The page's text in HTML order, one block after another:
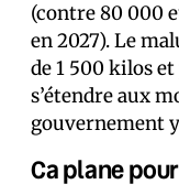
(contre 80 000
en 2027). Le
de 1 500 kilos
s’étendre aux
gouvernement
Ca plane